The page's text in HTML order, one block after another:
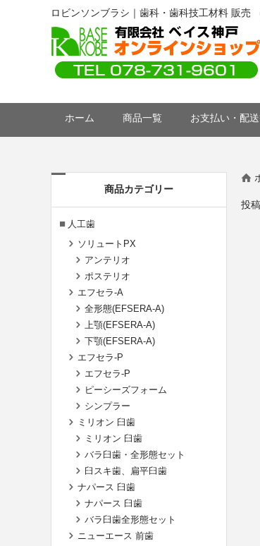
ロビンソンブラシ｜歯科・歯科技工材料 販売
ホーム 商品一覧 お支払い・配
投
商品カテゴリー
人工歯
ソリュートPX
アンテリオ
ポステリオ
エフセラ-A
全形態(EFSERA-A)
上顎(EFSERA-A)
下顎(EFSERA-A)
エフセラ-P
エフセラ-P
ピーシーズフォーム
シンプラー
ミリオン 臼歯
ミリオン 臼歯
バラ臼歯・全形態セット
臼スキ歯、扁平臼歯
ナパース 臼歯
ナパース 臼歯
バラ臼歯全形態セット
ニューエース 前歯